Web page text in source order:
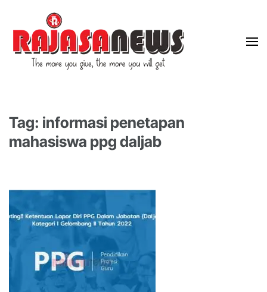
Tag: informasi penetapan
mahasiswa ppg daljab